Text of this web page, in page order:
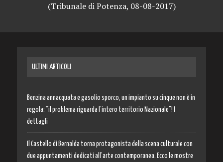
(Tribunale di Potenza, 08-08-2017)
ULTIMI ARTICOLI
Benzina annacquata e gasolio sporco, un impianto su cinque non è in
regola: “il problema riguarda l’intero territorio Nazionale”! I
dettagli
Il Castello di Bernalda torna protagonista della scena culturale con
due appuntamenti dedicati all’arte contemporanea. Ecco le mostre